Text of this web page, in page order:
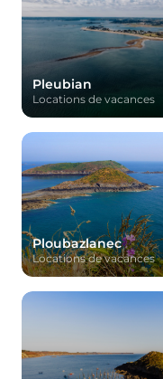
Pleubian
Locations de vacances
Ploubazlanec
Locations de vacances